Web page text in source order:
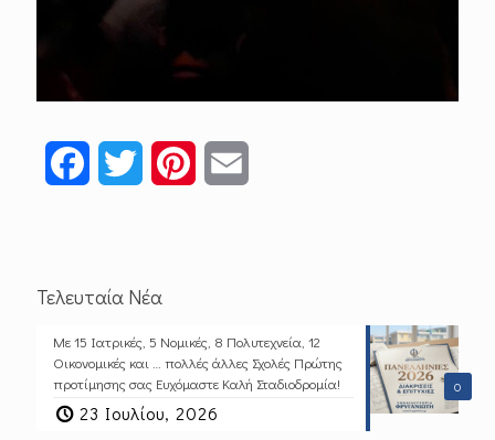
FacebookTwitter Pinterest
Τελευταία Νέα
0
Με 15 Ιατρικές, 5 Νομικές, 8 Πολυτεχνεία, 12
Οικονομικές και … πολλές άλλες Σχολές Πρώτης
προτίμησης σας Ευχόμαστε Καλή Σταδιοδρομία!
23 Ιουλίου, 2026